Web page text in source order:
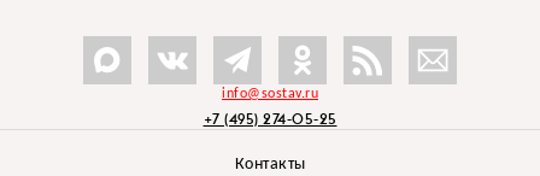
info@sostav.ru
+7 (495) 274-05-25
Контакты